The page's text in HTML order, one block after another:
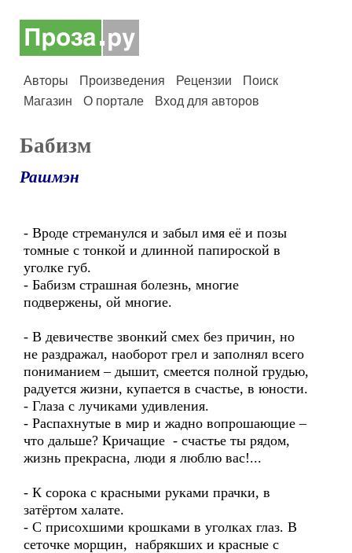
Авторы Произведения Рецензии
Поиск
Магазин
О портале Вход для авторов
Бабизм
Рашмэн
- Вроде стреманулся и забыл имя её и позы
томные с тонкой и длинной папироской в
уголке губ.
- Бабизм страшная болезнь, многие
подвержены, ой многие.
- В девичестве звонкий смех без причин, но
не раздражал, наоборот грел и заполнял всего
пониманием – дышит, смеется полной грудью,
радуется жизни, купается в счастье, в юности.
- Глаза с лучиками удивления.
- Распахнутые в мир и жадно вопрошающие –
что дальше? Кричащие - счастье ты рядом,
жизнь прекрасна, люди я люблю вас!...
- К сорока с красными руками прачки, в
затёртом халате.
- С присохшими крошками в уголках глаз. В
сеточке морщин, набрякших и красные с